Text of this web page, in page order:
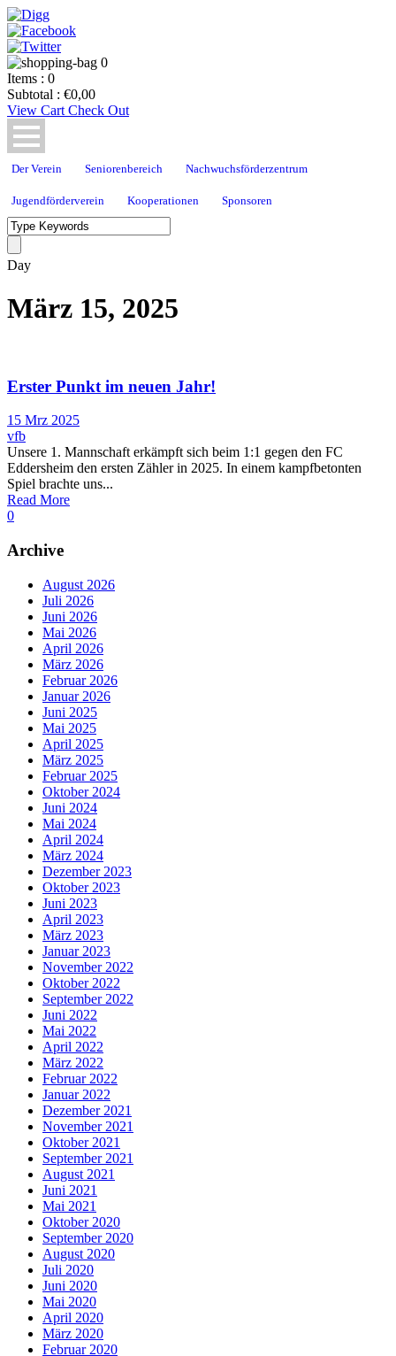
0
Items : 0
Subtotal : €0,00
View Cart Check Out
Der Verein Seniorenbereich Nachwuchsförderzentrum
Jugendförderverein Kooperationen Sponsoren
Day
März 15, 2025
Erster Punkt im neuen Jahr!
15 Mrz 2025
vfb
Unsere 1. Mannschaft erkämpft sich beim 1:1 gegen den FC
Eddersheim den ersten Zähler in 2025. In einem kampfbetonten
Spiel brachte uns...
Read More
0
Archive
August 2026
Juli 2026
Juni 2026
Mai 2026
April 2026
März 2026
Februar 2026
Januar 2026
Juni 2025
Mai 2025
April 2025
März 2025
Februar 2025
Oktober 2024
Juni 2024
Mai 2024
April 2024
März 2024
Dezember 2023
Oktober 2023
Juni 2023
April 2023
März 2023
Januar 2023
November 2022
Oktober 2022
September 2022
Juni 2022
Mai 2022
April 2022
März 2022
Februar 2022
Januar 2022
Dezember 2021
November 2021
Oktober 2021
September 2021
August 2021
Juni 2021
Mai 2021
Oktober 2020
September 2020
August 2020
Juli 2020
Juni 2020
Mai 2020
April 2020
März 2020
Februar 2020